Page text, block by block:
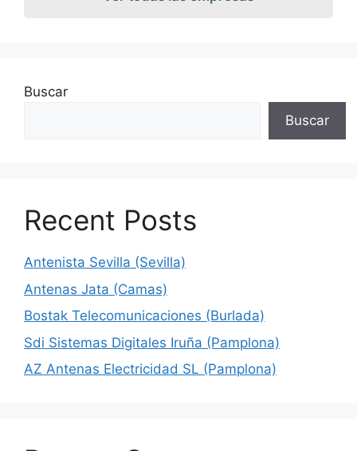
Buscar
Buscar
Recent Posts
Antenista Sevilla (Sevilla)
Antenas Jata (Camas)
Bostak Telecomunicaciones (Burlada)
Sdi Sistemas Digitales Iruña (Pamplona)
AZ Antenas Electricidad SL (Pamplona)